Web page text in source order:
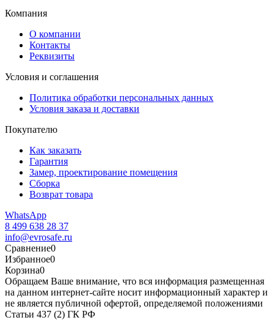
Компания
О компании
Контакты
Реквизиты
Условия и соглашения
Политика обработки персональных данных
Условия заказа и доставки
Покупателю
Как заказать
Гарантия
Замер, проектирование помещения
Сборка
Возврат товара
WhatsApp
8 499 638 28 37
info@evrosafe.ru
Сравнение0
Избранное0
Корзина0
Обращаем Ваше внимание, что вся информация размещенная
на данном интернет-сайте носит информационный характер и
не является публичной офертой, определяемой положениями
Статьи 437 (2) ГК РФ